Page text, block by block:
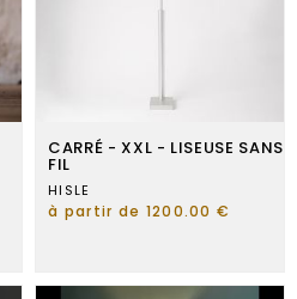
CARRÉ - XXL - LISEUSE SANS
FIL
HISLE
à partir de 1200.00 €